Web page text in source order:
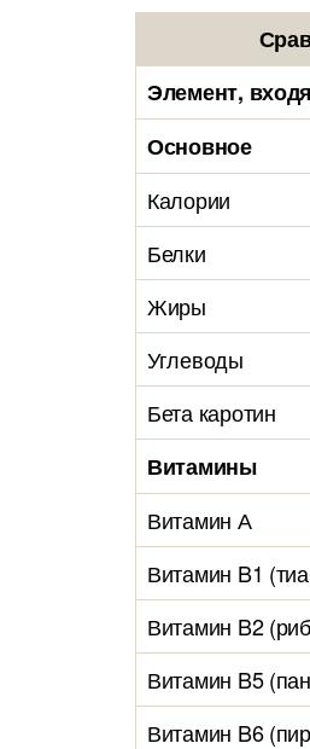
Элемент,
Основное
Калории
Белки
Жиры
Углеводы
Бета каротин
Витамины
Витамин А
Витамин B1
Витамин B2
Витамин B5
Витамин B6